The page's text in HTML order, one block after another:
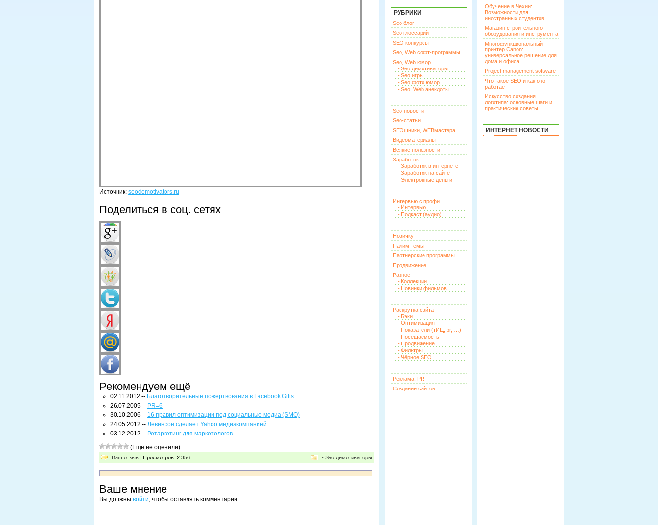
Источник: seodemotivators.ru
Поделиться в соц. сетях
Рекомендуем ещё
02.11.2012 -- Благотворительные пожертвования в Facebook Gifts
26.07.2005 -- PR=6
30.10.2006 -- 16 правил оптимизации под социальные медиа (SMO)
24.05.2012 -- Левинсон сделает Yahoo медиакомпанией
03.12.2012 -- Ретаргетинг для маркетологов
(Еще не оценили)
Ваш отзыв | Просмотров: 2 356 - Seo демотиваторы
Ваше мнение
Вы должны войти, чтобы оставлять комментарии.
РУБРИКИ
Seo блог
Seo глоссарий
SEO конкурсы
Seo, Web софт-программы
Seo, Web юмор
- Seo демотиваторы
- Seo игры
- Seo фото юмор
- Seo, Web анекдоты
Seo-новости
Seo-статьи
SEOшники, WEBмастера
Видеоматериалы
Всякие полезности
Заработок
- Заработок в интернете
- Заработок на сайте
- Электронные деньги
Интервью с профи
- Интервью
- Подкаст (аудио)
Новичку
Палим темы
Партнерские программы
Продвижение
Разное
- Коллекции
- Новинки фильмов
Раскрутка сайта
- Бэки
- Оптимизация
- Показатели (тИЦ, pr, …)
- Посещаемость
- Продвижение
- Фильтры
- Чёрное SEO
Реклама, PR
Создание сайтов
Обучение в Чехии:
Возможности для
иностранных студентов
Магазин строительного
оборудования и инструмента
Многофункциональный
принтер Canon:
универсальное решение для
дома и офиса
Project management software
Что такое SEO и как оно
работает
Искусство создания
логотипа: основные шаги и
практические советы
ИНТЕРНЕТ НОВОСТИ